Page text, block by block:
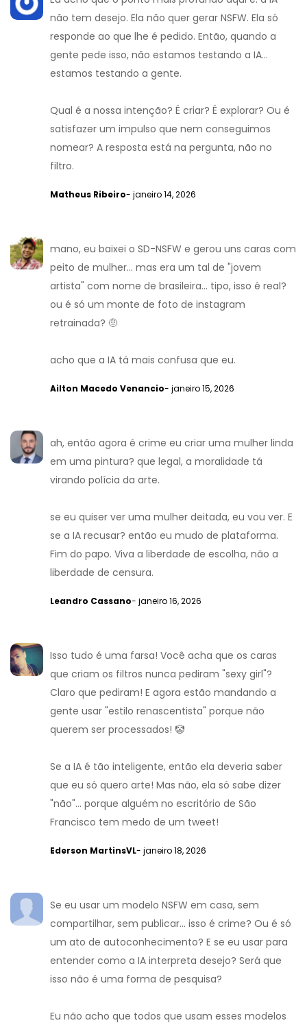
não tem desejo. Ela não quer gerar NSFW. Ela só
responde ao que lhe é pedido. Então, quando a
gente pede isso, não estamos testando a IA...
estamos testando a gente.
Qual é a nossa intenção? É criar? É explorar? Ou é
satisfazer um impulso que nem conseguimos
nomear? A resposta está na pergunta, não no
filtro.
Matheus Ribeiro- janeiro 14, 2026
mano, eu baixei o SD-NSFW e gerou uns caras com
peito de mulher... mas era um tal de "jovem
artista" com nome de brasileira... tipo, isso é real?
ou é só um monte de foto de instagram
retrainada? 🤨
acho que a IA tá mais confusa que eu.
Ailton Macedo Venancio- janeiro 15, 2026
ah, então agora é crime eu criar uma mulher linda
em uma pintura? que legal, a moralidade tá
virando polícia da arte.
se eu quiser ver uma mulher deitada, eu vou ver. E
se a IA recusar? então eu mudo de plataforma.
Fim do papo. Viva a liberdade de escolha, não a
liberdade de censura.
Leandro Cassano- janeiro 16, 2026
Isso tudo é uma farsa! Você acha que os caras
que criam os filtros nunca pediram "sexy girl"?
Claro que pediram! E agora estão mandando a
gente usar "estilo renascentista" porque não
querem ser processados! 🤡
Se a IA é tão inteligente, então ela deveria saber
que eu só quero arte! Mas não, ela só sabe dizer
"não"... porque alguém no escritório de São
Francisco tem medo de um tweet!
Ederson MartinsVL- janeiro 18, 2026
Se eu usar um modelo NSFW em casa, sem
compartilhar, sem publicar... isso é crime? Ou é só
um ato de autoconhecimento? E se eu usar para
entender como a IA interpreta desejo? Será que
isso não é uma forma de pesquisa?
Eu não acho que todos que usam esses modelos